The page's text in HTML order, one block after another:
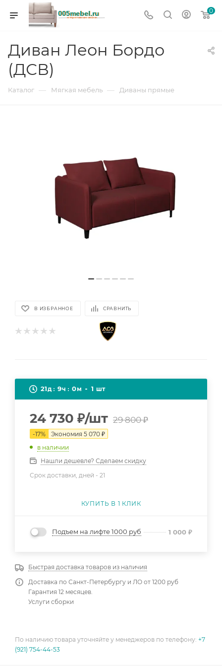
0
Диван Леон Бордо
(ДСВ)
Каталог — Мягкая мебель — Диваны прямые
В ИЗБРАННОЕ СРАВНИТЬ
21д 9ч 0м 1 шт
24 730 ₽/шт 29 800₽
-17% Экономия 5 070 ₽
в наличии
Нашли дешевле? Сделаем скидку
Срок доставки, дней - 21
КУПИТЬ В 1 КЛИК
Подъем на лифте 1000 руб 1 000 ₽
Быстрая доставка товаров из наличия
Доставка по Санкт-Петербургу и ЛО от 1200 руб
Гарантия 12 месяцев.
Услуги сборки
По наличию товара уточняйте у менеджеров по телефону: +7
(921) 754-44-53